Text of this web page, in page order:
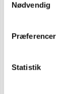
Nødvendig
Præferencer
Statistik